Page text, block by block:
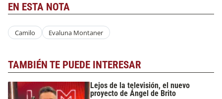
EN ESTA NOTA
Camilo Evaluna Montaner
TAMBIÉN TE PUEDE INTERESAR
Lejos de la televisión, el nuevo
proyecto de Ángel de Brito